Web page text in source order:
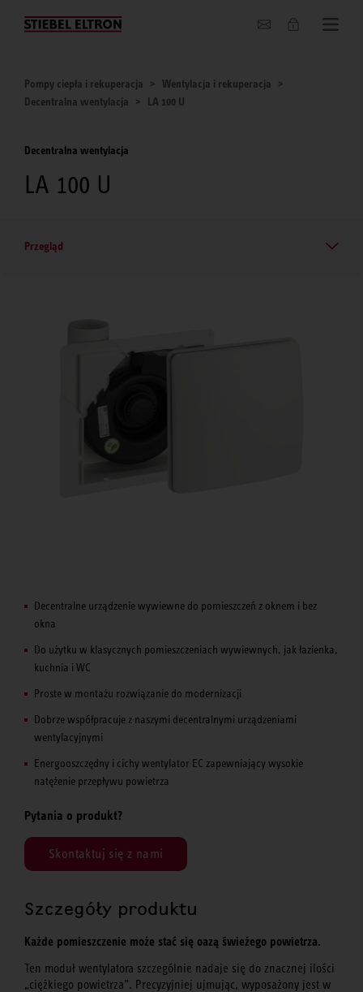
O nas
Pompy ciepła i rekuperacja
Wentylacja i rekuperacja
Decentralna wentylacja
LA 100 U
Decentralna wentylacja
LA 100 U
Przegląd
Decentralne urządzenie wywiewne do pomieszczeń z oknem i bez
okna
Do użytku w klasycznych pomieszczeniach wywiewnych, jak łazienka,
kuchnia i WC
Proste w montażu rozwiązanie do modernizacji
Dobrze współpracuje z naszymi decentralnymi urządzeniami
wentylacyjnymi
Energooszczędny i cichy wentylator EC zapewniający wysokie
natężenie przepływu powietrza
Pytania o produkt?
Skontaktuj się z nami
Szczegóły produktu
Każde pomieszczenie może stać się oazą świeżego powietrza.
Ten moduł wentylatora szczególnie nadaje się do znacznej ilości
„ciężkiego powietrza”. Precyzyjniej ujmując, wyposażony jest w